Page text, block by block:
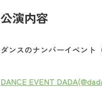
公演内容
ダンスのナンバーイベント
DANCE EVENT